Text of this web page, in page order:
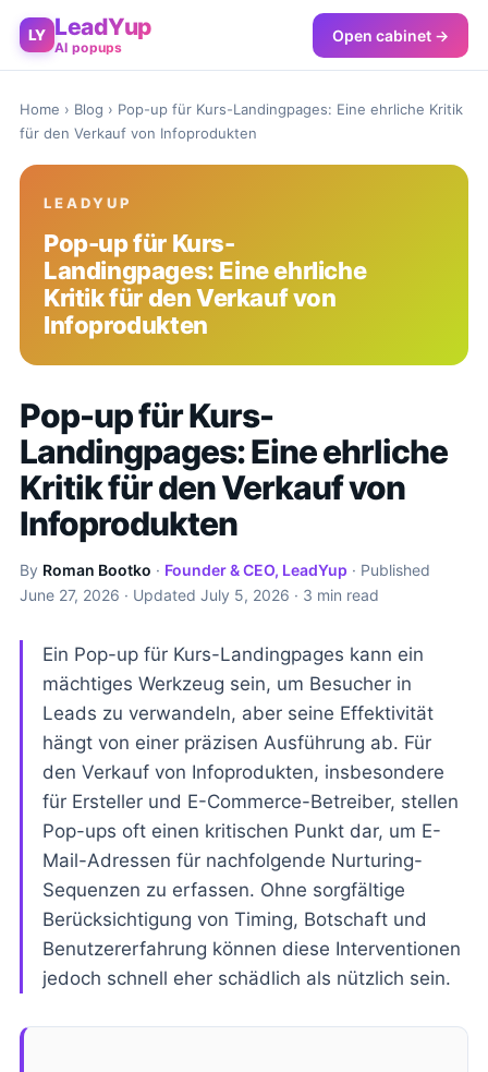
LY LeadYup
AI popups
Open cabinet →
Home › Blog › Pop-up für Kurs-Landingpages: Eine ehrliche Kritik
für den Verkauf von Infoprodukten
LEADYUP
Pop-up für Kurs-
Landingpages: Eine ehrliche
Kritik für den Verkauf von
Infoprodukten
Pop-up für Kurs-
Landingpages: Eine ehrliche
Kritik für den Verkauf von
Infoprodukten
By Roman Bootko · Founder & CEO, LeadYup · Published
June 27, 2026 · Updated July 5, 2026 · 3 min read
Ein Pop-up für Kurs-Landingpages kann ein
mächtiges Werkzeug sein, um Besucher in
Leads zu verwandeln, aber seine Effektivität
hängt von einer präzisen Ausführung ab. Für
den Verkauf von Infoprodukten, insbesondere
für Ersteller und E-Commerce-Betreiber, stellen
Pop-ups oft einen kritischen Punkt dar, um E-
Mail-Adressen für nachfolgende Nurturing-
Sequenzen zu erfassen. Ohne sorgfältige
Berücksichtigung von Timing, Botschaft und
Benutzererfahrung können diese Interventionen
jedoch schnell eher schädlich als nützlich sein.